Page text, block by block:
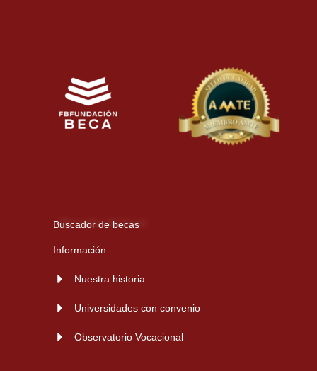
Buscador de becas
Información
Nuestra historia
Universidades con convenio
Observatorio Vocacional